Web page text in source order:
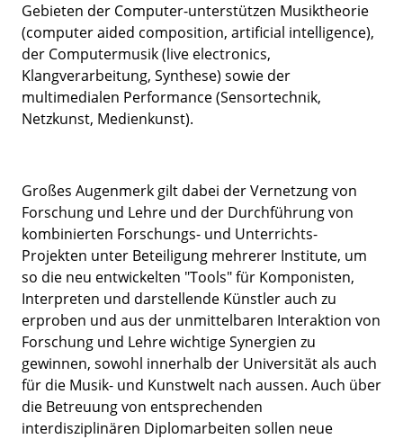
Gebieten der Computer-unterstützen Musiktheorie
(computer aided composition, artificial intelligence),
der Computermusik (live electronics,
Klangverarbeitung, Synthese) sowie der
multimedialen Performance (Sensortechnik,
Netzkunst, Medienkunst).
Großes Augenmerk gilt dabei der Vernetzung von
Forschung und Lehre und der Durchführung von
kombinierten Forschungs- und Unterrichts-
Projekten unter Beteiligung mehrerer Institute, um
so die neu entwickelten "Tools" für Komponisten,
Interpreten und darstellende Künstler auch zu
erproben und aus der unmittelbaren Interaktion von
Forschung und Lehre wichtige Synergien zu
gewinnen, sowohl innerhalb der Universität als auch
für die Musik- und Kunstwelt nach aussen. Auch über
die Betreuung von entsprechenden
interdisziplinären Diplomarbeiten sollen neue